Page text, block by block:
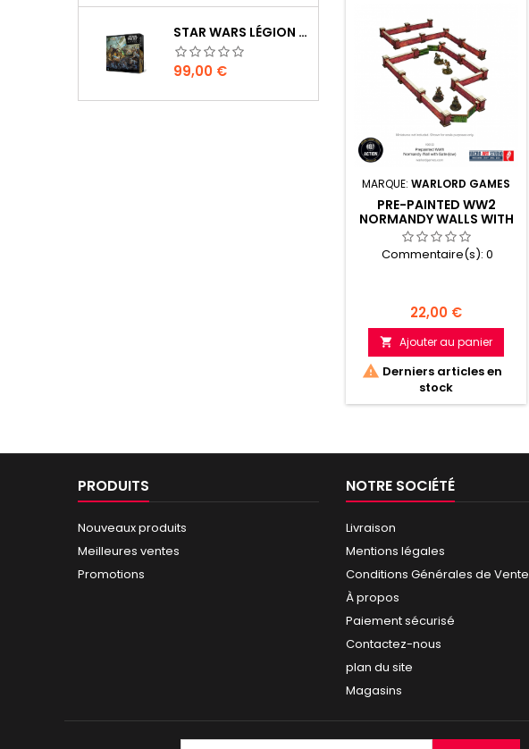
STAR WARS LÉGION : BOÎTE DE BASE CLONE WARS
Prix
99,00 €
MARQUE: WARLORD GAMES
PRE-PAINTED WW2
NORMANDY WALLS WITH
GATE (LOW)
Commentaire(s): 0
Prix
22,00 €
 Ajouter au panier
 Derniers articles en
stock
PRODUITS
Nouveaux produits
Meilleures ventes
Promotions
NOTRE SOCIÉTÉ
Livraison
Mentions légales
Conditions Générales de Vente
À propos
Paiement sécurisé
Contactez-nous
plan du site
Magasins